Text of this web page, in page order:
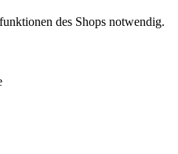
des Shops notwendig.